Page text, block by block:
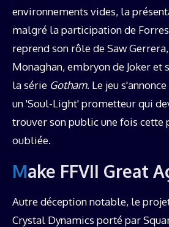
environnements vides, la
malgré la participation de
reprend son rôle de Saw
Monaghan, embryon de Joker
la série Gotham. Le jeu
un 'Soul-Light' prometteur qui
trouver son public une fois cette
oubliée.
Make FFVII Great
Autre déception notable, le
Crystal Dynamics porté par